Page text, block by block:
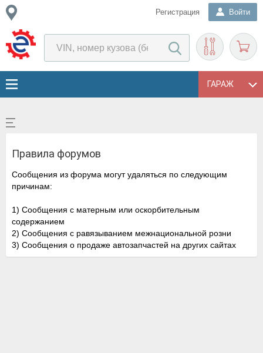
Регистрация Войти
ГАРАЖ
Правила форумов
Сообщения из форума могут удаляться по следующим
причинам:
1) Сообщения с матерным или оскорбительным
содержанием
2) Сообщения с равязыванием межнациональной розни
3) Сообщения о продаже автозапчастей на других сайтах